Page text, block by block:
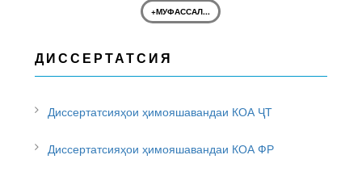
+МУФАССАЛ...
ДИССЕРТАТСИЯ
Диссертатсияҳои ҳимояшавандаи КОА ҶТ
Диссертатсияҳои ҳимояшавандаи КОА ФР